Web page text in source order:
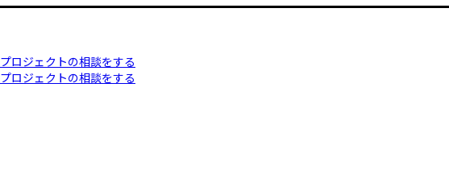
プロジェクトの相談をする
プロジェクトの相談をする